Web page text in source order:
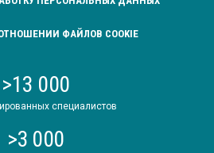
ФАЙЛОВ COOKIE
>13 000
специалистов
>3 000